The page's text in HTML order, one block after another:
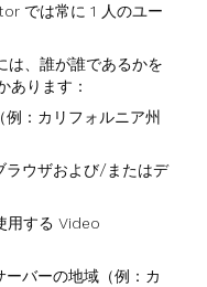
では常に 1 人のユー
、誰が誰であるかを
あります：
：カリフォルニア州
ラウザおよび/またはデ
用する Video
バーの地域（例：カ